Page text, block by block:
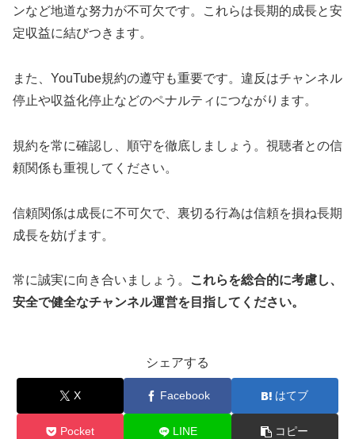
ンなど地道な努力が不可欠です。これらは長期的成長と安
定収益に結びつきます。
また、YouTube規約の遵守も重要です。違反はチャンネル
停止や収益化停止などのペナルティにつながります。
規約を常に確認し、順守を徹底しましょう。視聴者との信
頼関係も重視してください。
信頼関係は成長に不可欠で、裏切る行為は信頼を損ね長期
成長を妨げます。
常に誠実に向き合いましょう。
これらを総合的に考慮し、
安全で健全なチャンネル運営を目指してください。
シェアする
X Facebook はてブ
Pocket LINE コピー